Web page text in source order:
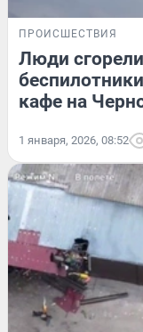
ПРОИСШЕСТВИЯ
Люди
кафе на
1 января, 2026, 08:52